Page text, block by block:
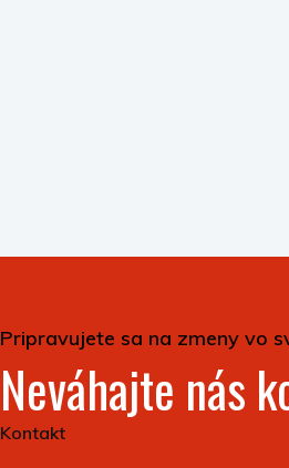
Pripravujete sa na zmeny vo
Neváhajte nás
Kontakt